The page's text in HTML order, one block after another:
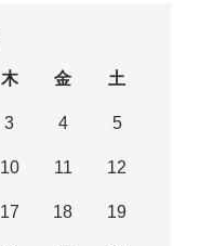
木 金 土
3 4 5
10 11 12
17 18 19